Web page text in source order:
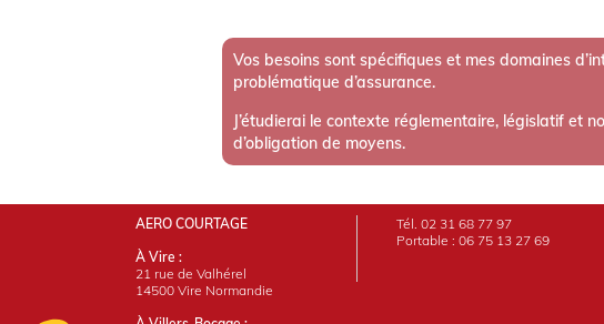
Vos besoins sont spécifiques et mes domaines
problématique d’assurance.
J’étudierai le contexte réglementaire, législatif et
d’obligation de moyens.
AERO COURTAGE
À Vire :
21 rue de Valhérel
14500 Vire Normandie
Tél. 02 31 68 77 97
Portable : 06 75 13 27 69